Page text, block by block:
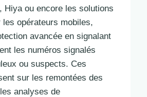
Hiya ou encore les solutions
les opérateurs mobiles,
avancée en signalant
les numéros signalés
ou suspects. Ces
sur les remontées des
analyses de